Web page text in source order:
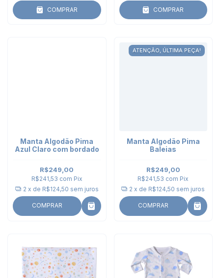
COMPRAR COMPRAR
Manta Algodão Pima
Azul Claro com bordado
R$249,00
R$241,53 com Pix
2 x de R$124,50 sem juros
COMPRAR
ATENÇÃO, ÚLTIMA PEÇA!
Manta Algodão Pima
Baleias
R$249,00
R$241,53 com Pix
2 x de R$124,50 sem juros
COMPRAR